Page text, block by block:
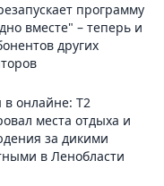
программу
вместе" – теперь и
других
в онлайне: Т2
места отдыха и
за дикими
в Ленобласти